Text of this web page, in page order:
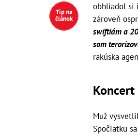
Tip na
článok
obhliadol si
zároveň
swiftiám a
som
rakúska
Muž
Spočiatku